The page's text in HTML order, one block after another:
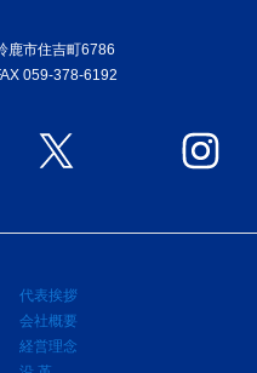
市住吉町6786
059-378-6192
代表挨拶
会社概要
経営理念